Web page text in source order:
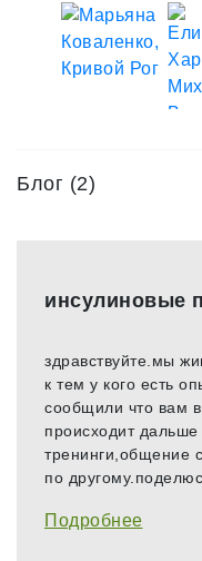
Блог (2)
инсулиновые
здравствуйте.мы
к тем у кого есть
сообщили что вам
происходит дальше
тренинги,общение
по
Подробнее